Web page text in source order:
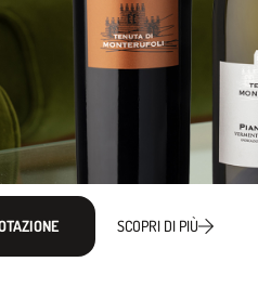
DEI VINI DELLA
SCOPRI DI PIÙ